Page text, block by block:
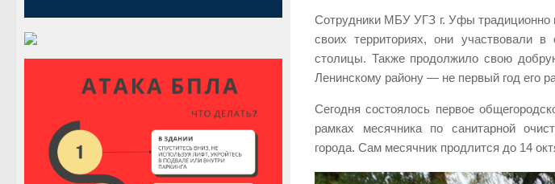
Сотрудники МБУ УГЗ г. Уфы традиционно
своих территориях, они участвовали
столицы. Также продолжило свою
Ленинскому району — не первый год его
Сегодня состоялось первое
рамках месячника по санитарной
города. Сам месячник продлится до 14